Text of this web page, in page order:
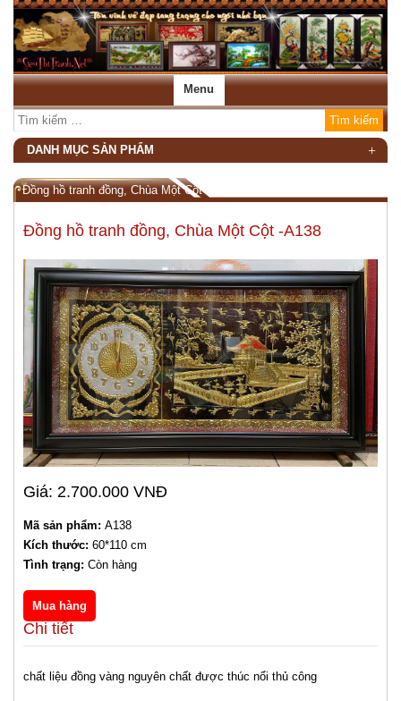
Menu
DANH MỤC SẢN PHẨM
Đồng hồ tranh đồng, Chùa Một Cột -A138
Đồng hồ tranh đồng, Chùa Một Cột -A138
Giá: 2.700.000 VNĐ
Mã sản phẩm: A138
Kích thước: 60*110 cm
Tình trạng: Còn hàng
Chi tiết
chất liệu đồng vàng nguyên chất được thúc nổi thủ công